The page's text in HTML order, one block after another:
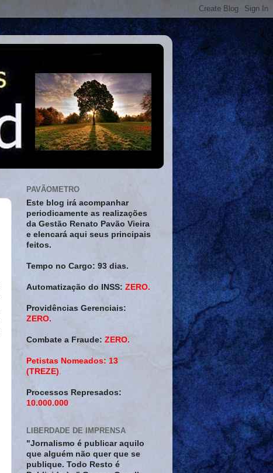
PAVÃOMETRO
Este blog irá acompanhar
periodicamente as realizações
da Gestão Renato Pavão Vieira
e elencará aqui seus principais
feitos.
Tempo no Cargo: 93 dias.
Automatização do INSS: ZERO.
Providências Gerenciais:
ZERO.
Combate a Fraude: ZERO.
Petistas Nomeados: 13
(TREZE)
Processos Represados:
10.000.000
LIBERDADE DE IMPRENSA
"Jornalismo é publicar aquilo
que alguém não quer que se
publique. Todo Resto é